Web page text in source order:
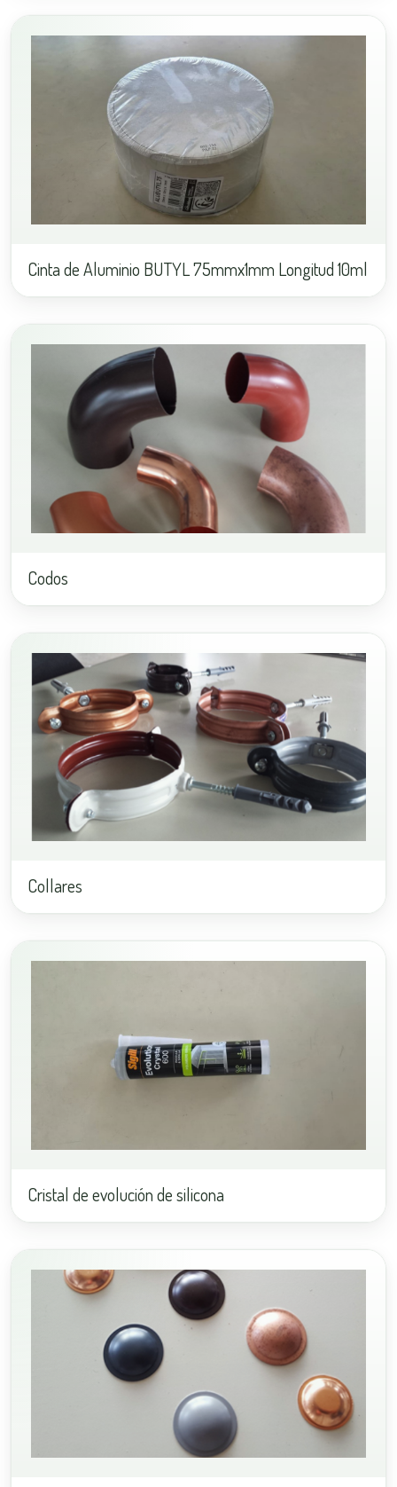
Cinta de Aluminio BUTYL 75mmx1mm Longitud 10ml
Codos
Collares
Cristal de evolución de silicona